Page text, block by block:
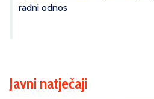
radni odnos
Javni natječaji